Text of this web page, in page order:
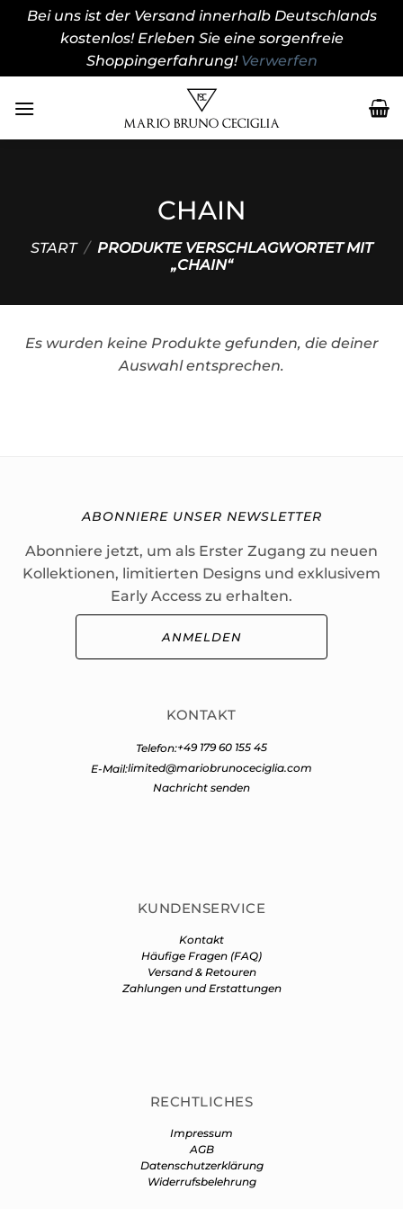
Bei uns ist der Versand innerhalb Deutschlands
kostenlos! Erleben Sie eine sorgenfreie
Shoppingerfahrung! Verwerfen
Inhalt
CHAIN
START / PRODUKTE VERSCHLAGWORTET MIT
„CHAIN“
Es wurden keine Produkte gefunden, die deiner
Auswahl entsprechen.
ABONNIERE UNSER NEWSLETTER
Abonniere jetzt, um als Erster Zugang zu neuen
Kollektionen, limitierten Designs und exklusivem
Early Access zu erhalten.
ANMELDEN
KONTAKT
Telefon:+49 179 60 155 45
E-Mail:limited@mariobrunoceciglia.com
Nachricht senden
KUNDENSERVICE
Kontakt
Häufige Fragen (FAQ)
Versand & Retouren
Zahlungen und Erstattungen
RECHTLICHES
Impressum
AGB
Datenschutzerklärung
Widerrufsbelehrung